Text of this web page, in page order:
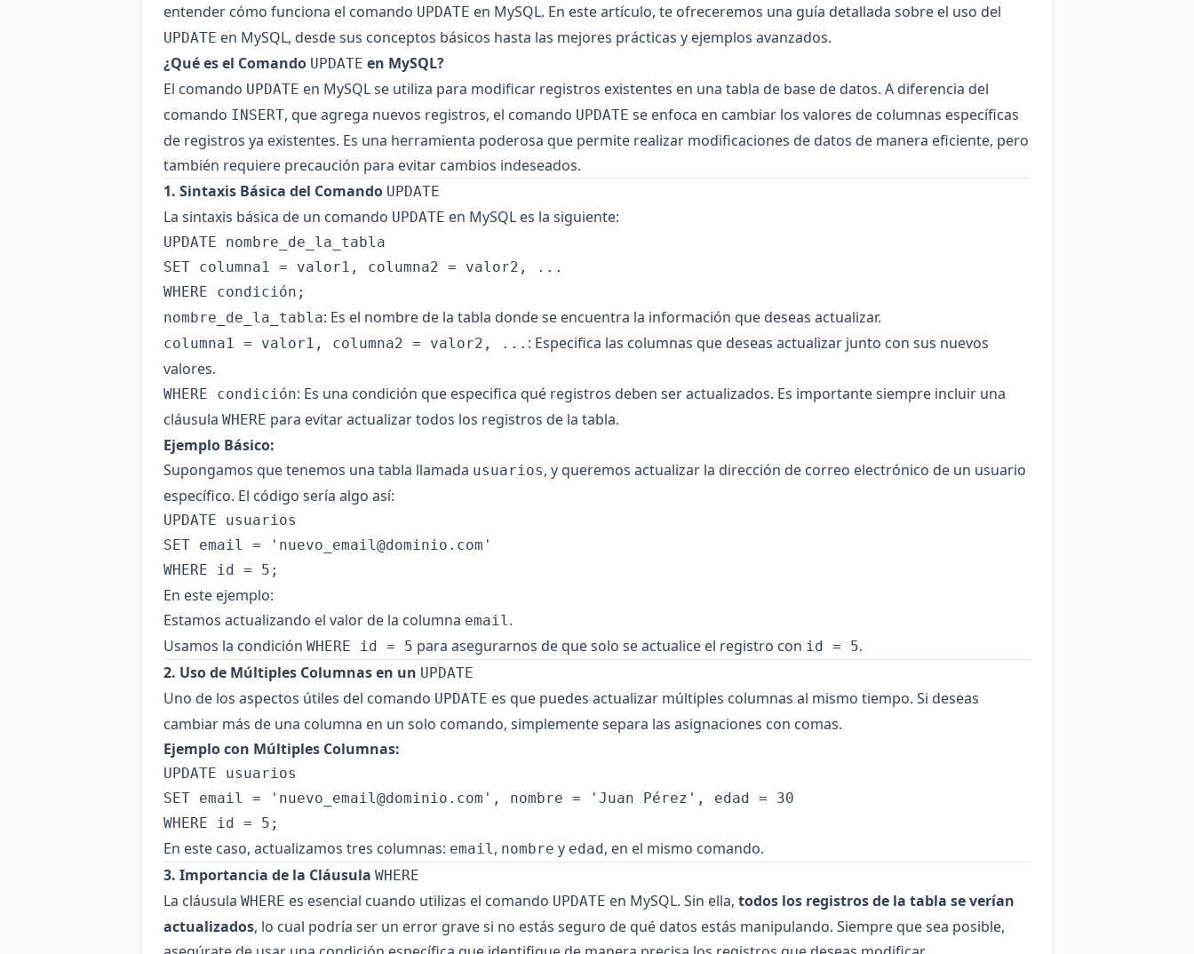
entender cómo funciona el comando UPDATE en MySQL. En este artículo, te ofreceremos una guía detallada sobre el uso del
UPDATE en MySQL, desde sus conceptos básicos hasta las mejores prácticas y ejemplos avanzados.
¿Qué es el Comando UPDATE en MySQL?
El comando UPDATE en MySQL se utiliza para modificar registros existentes en una tabla de base de datos. A diferencia del
comando INSERT, que agrega nuevos registros, el comando UPDATE se enfoca en cambiar los valores de columnas específicas
de registros ya existentes. Es una herramienta poderosa que permite realizar modificaciones de datos de manera eficiente, pero
también requiere precaución para evitar cambios indeseados.
1. Sintaxis Básica del Comando UPDATE
La sintaxis básica de un comando UPDATE en MySQL es la siguiente:
UPDATE nombre_de_la_tabla
SET columna1 = valor1, columna2 = valor2, ...
nombre_de_la_tabla: Es el nombre de la tabla donde se encuentra la información que deseas actualizar.
columna1 = valor1, columna2 = valor2, ... : Especifica las columnas que deseas actualizar junto con sus nuevos
valores.
WHERE condición: Es una condición que especifica qué registros deben ser actualizados. Es importante siempre incluir una
cláusula WHERE para evitar actualizar todos los registros de la tabla.
Ejemplo Básico:
Supongamos que tenemos una tabla llamada usuarios, y queremos actualizar la dirección de correo electrónico de un usuario
específico. El código sería algo así:
UPDATE usuarios
SET email = ' nuevo_email@dominio.com '
En este ejemplo:
Estamos actualizando el valor de la columna email .
Usamos la condición WHERE id = 5 para asegurarnos de que solo se actualice el registro con id = 5.
2. Uso de Múltiples Columnas en un UPDATE
Uno de los aspectos útiles del comando UPDATE es que puedes actualizar múltiples columnas al mismo tiempo. Si deseas
cambiar más de una columna en un solo comando, simplemente separa las asignaciones con comas.
Ejemplo con Múltiples Columnas:
UPDATE usuarios
SET email = ' nuevo_email@dominio.com ', nombre = 'Juan Pérez', edad = 30
En este caso, actualizamos tres columnas: email , nombre y edad, en el mismo comando.
3. Importancia de la Cláusula WHERE
La cláusula WHERE es esencial cuando utilizas el comando UPDATE en MySQL. Sin ella, todos los registros de la tabla se verían
actualizados, lo cual podría ser un error grave si no estás seguro de qué datos estás manipulando. Siempre que sea posible,